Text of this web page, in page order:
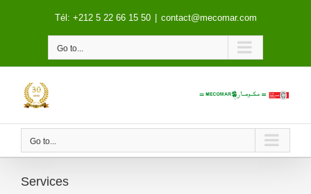
Tél: +212 5 22 66 15 50 contact@mecomar.com
Go to...
Go to...
Services